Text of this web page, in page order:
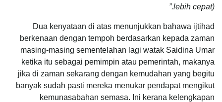
lebih cepat).”
Dua kenyataan di atas menunjukkan bahawa ijtihad
berkenaan dengan tempoh berdasarkan kepada zaman
masing-masing sementelahan lagi watak Saidina Umar
ketika itu sebagai pemimpin atau pemerintah, makanya
jika di zaman sekarang dengan kemudahan yang begitu
banyak sudah pasti mereka menukar pendapat mengikut
kemunasabahan semasa. Ini kerana kelengkapan